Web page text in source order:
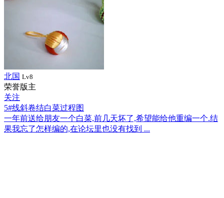
北国 Lv8
荣誉版主
关注
5#线斜卷结白菜过程图
一年前送给朋友一个白菜,前几天坏了,希望能给他重编一个.结
果我忘了怎样编的,在论坛里也没有找到 ...